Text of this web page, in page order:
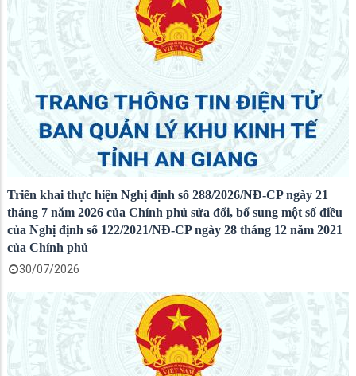
Triển khai thực hiện Nghị định số 288/2026/NĐ-CP ngày 21
tháng 7 năm 2026 của Chính phủ sửa đổi, bổ sung một số điều
của Nghị định số 122/2021/NĐ-CP ngày 28 tháng 12 năm 2021
của Chính phủ
30/07/2026